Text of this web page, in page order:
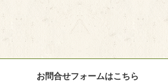
お問合せフォームはこちら